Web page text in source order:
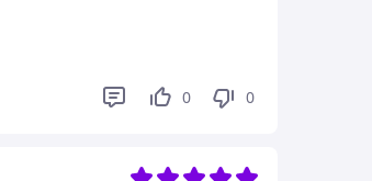
0 0